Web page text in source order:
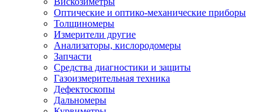
Оптические и оптико-механические приборы
Толщиномеры
Измерители другие
Анализаторы, кислородомеры
Запчасти
Средства диагностики и защиты
Газоизмерительная техника
Дефектоскопы
Дальномеры